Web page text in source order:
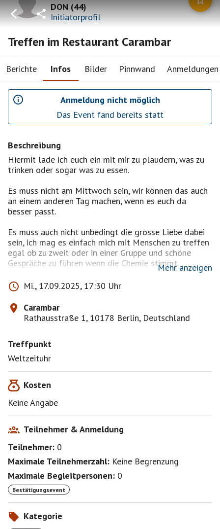
DON(44)
Initiatorprofil
Treffen im Restaurant Carambar
Berichte Infos Bilder Pinnwand Anmeldungen
Anmeldung nicht möglich
Das Event fand bereits statt
Beschreibung
Hiermit lade ich euch ein mit mir zu plaudern, was zu
trinken oder sogar was zu essen.
Es muss nicht am Mittwoch sein, wir können das auch
an einem anderen Tag machen, wenn es euch da
besser passt.
Es muss auch nicht unbedingt die grosse Liebe dabei
sein, ich mag es einfach mich mit Menschen zu treffen
egal ob zu zweit oder in einer Gruppe und schöne
Gespräche zu führen wenn die Chemie stimmt.
Ich denke viele von uns suchen zwar eine Beziehung
aber auch neue bzw. weitere Freundschaften. Und weil
ich oft danach gefragt werde: Es ist für mich völlig ok
wenn die Leute älter sind.
Dann sieht man ja manchmal vorher ob es ein bisschen
passt und ob man sich ein Treffen wünscht.
daher kann ich nicht antworten wenn ihr mir hier bei
funkenflug eine Privatnachricht schreibt.
Mehr anzeigen
Mi., 17.09.2025, 17:30 Uhr
Carambar
Rathausstraße 1, 10178 Berlin, Deutschland
Treffpunkt
Weltzeituhr
Kosten
Keine Angabe
Teilnehmer & Anmeldung
Teilnehmer: 0
Maximale Teilnehmerzahl: Keine Begrenzung
Maximale Begleitpersonen: 0
Bestätigungsevent
Kategorie